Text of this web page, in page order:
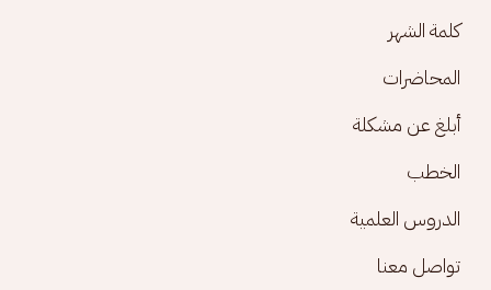
كلمة الشهر
المحاضرات
أبلغ عن مشكلة
الخطب
الدروس العلمية
تواصل معنا